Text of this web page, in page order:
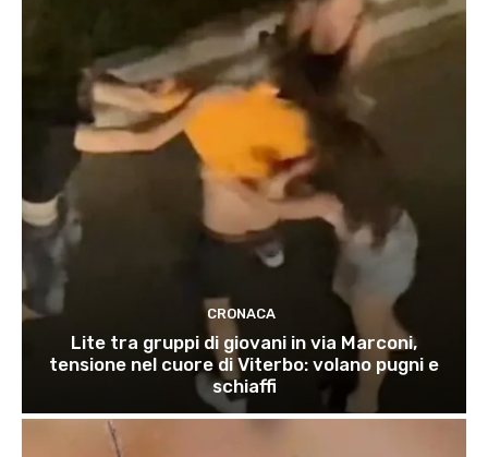
CRONACA
Lite tra gruppi di giovani in via Marconi,
tensione nel cuore di Viterbo: volano pugni e
schiaffi